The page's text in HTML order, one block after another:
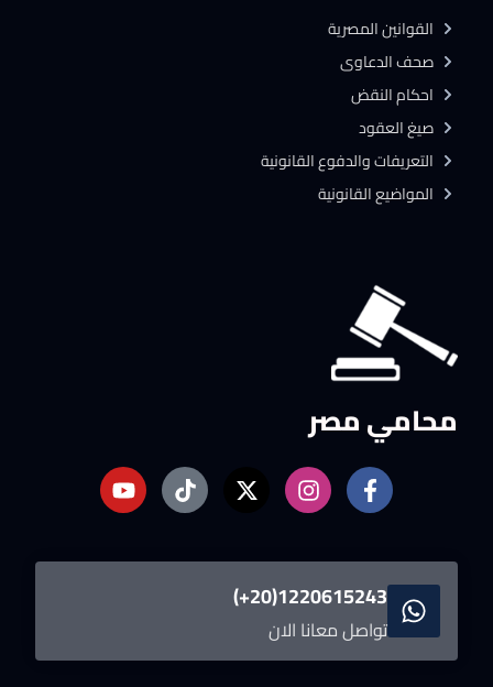
محامي مصر
1220615243(20+)
تواصل معانا الان
القوانين المصرية
صحف الدعاوى
احكام النقض
صيغ العقود
التعريفات والدفوع القانونية
المواضيع القانونية